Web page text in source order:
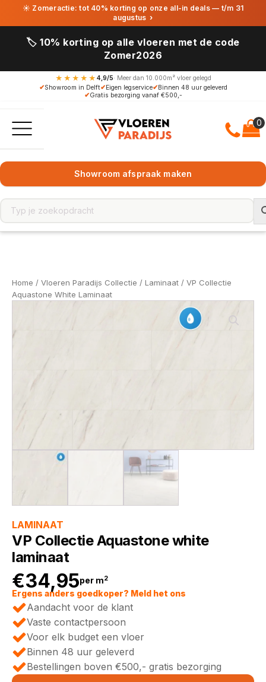
☀ Zomeractie: tot 40% korting op onze all-in deals — t/m 31
augustus ›
🏷️ 10% korting op alle vloeren met de code
Zomer2026
★★★★★ 4,9/5· Meer dan 10.000m² vloer gelegd
✔Showroom in Delft✔Eigen legservice✔Binnen 48 uur geleverd
✔Gratis bezorging vanaf €500,-
Showroom afspraak maken
Home / Vloeren Paradijs Collectie / Laminaat / VP Collectie
Aquastone White Laminaat
LAMINAAT
VP Collectie Aquastone white
laminaat
€34,95per m2
Ergens anders goedkoper? Meld het ons
Aandacht voor de klant
Vaste contactpersoon
Voor elk budget een vloer
Binnen 48 uur geleverd
Bestellingen boven €500,- gratis bezorging